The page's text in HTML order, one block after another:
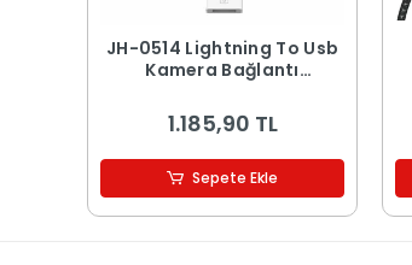
JH-0514 Lightning To Usb
Kamera Bağlantı
1.185,90 TL
Sepete Ekle